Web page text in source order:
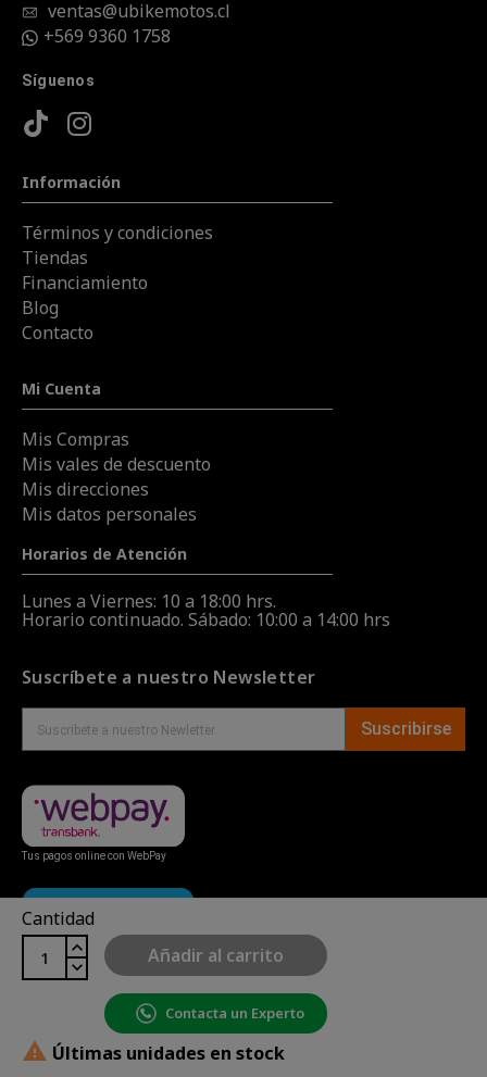
Cantidad
Añadir al carrito
Contacta un Experto
 Últimas unidades en stock
ventas@ubikemotos.cl
+569 9360 1758
Síguenos
Información
Términos y condiciones
Tiendas
Financiamiento
Blog
Contacto
Mi Cuenta
Mis Compras
Mis vales de descuento
Mis direcciones
Mis datos personales
Horarios de Atención
Lunes a Viernes: 10 a 18:00 hrs.
Horario continuado. Sábado: 10:00 a 14:00 hrs
Suscríbete a nuestro Newsletter
Suscribirse
Tus pagos online con WebPay
Copyright© uBike Motos 2026|Mapa del sitio
byEnexum